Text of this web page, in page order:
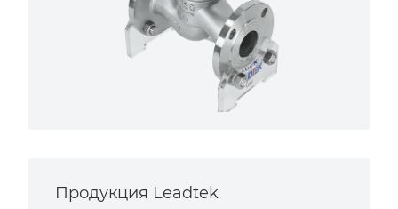
Продукция Leadtek